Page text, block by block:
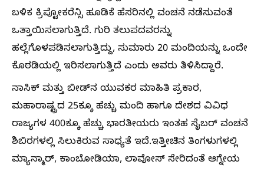
ಬಳಿಕ ಕ್ರಿಪ್ಟೋಕರೆನ್ಸಿ ಹೂಡಿಕೆ ಹೆಸರಿನಲ್ಲಿ ವಂಚನೆ ನಡೆಸುವಂತೆ
ಒತ್ತಾಯಿಸಲಾಗುತ್ತಿದೆ. ಗುರಿ ತಲುಪದವರನ್ನು
ಹಲ್ಲೆಗೊಳಪಡಿಸಲಾಗುತ್ತಿದ್ದು, ಸುಮಾರು 20 ಮಂದಿಯನ್ನು ಒಂದೇ
ಕೊಠಡಿಯಲ್ಲಿ ಇರಿಸಲಾಗುತ್ತಿದೆ ಎಂದು ಅವರು ತಿಳಿಸಿದ್ದಾರೆ.
ನಾಸಿಕ್ ಮತ್ತು ಬೀಡ್‌ನ ಯುವಕರ ಮಾಹಿತಿ ಪ್ರಕಾರ,
ಮಹಾರಾಷ್ಟ್ರದ 25ಕ್ಕೂ ಹೆಚ್ಚು ಮಂದಿ ಹಾಗೂ ದೇಶದ ವಿವಿಧ
ರಾಜ್ಯಗಳ 400ಕ್ಕೂ ಹೆಚ್ಚು ಭಾರತೀಯರು ಇಂತಹ ಸೈಬರ್ ವಂಚನೆ
ಶಿಬಿರಗಳಲ್ಲಿ ಸಿಲುಕಿರುವ ಸಾಧ್ಯತೆ ಇದೆ.ಇತ್ತೀಚಿನ ತಿಂಗಳುಗಳಲ್ಲಿ
ಮ್ಯಾನ್ಮಾರ್, ಕಾಂಬೋಡಿಯಾ, ಲಾವೋಸ್ ಸೇರಿದಂತೆ ಆಗ್ನೇಯ